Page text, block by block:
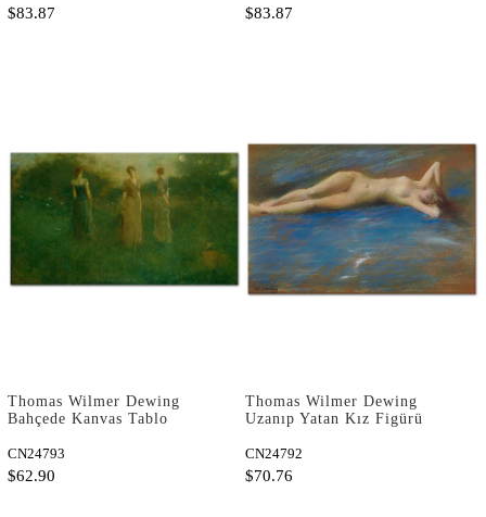
$83.87 $83.87
Thomas Wilmer Dewing
Bahçede Kanvas Tablo
CN24793
$62.90
Thomas Wilmer Dewing
Uzanıp Yatan Kız Figürü
CN24792
$70.76